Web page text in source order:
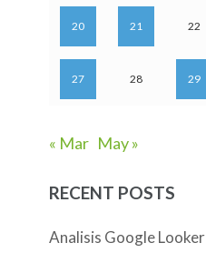
20 21 22
27 28 29
« Mar May »
RECENT POSTS
Analisis Google Looker